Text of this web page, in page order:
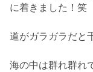
に着きました！笑
道がガラガラだと
海の中は群れ群れ